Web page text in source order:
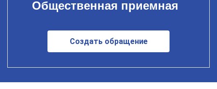
Общественная приемная
Создать обращение